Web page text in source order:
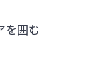
を囲む